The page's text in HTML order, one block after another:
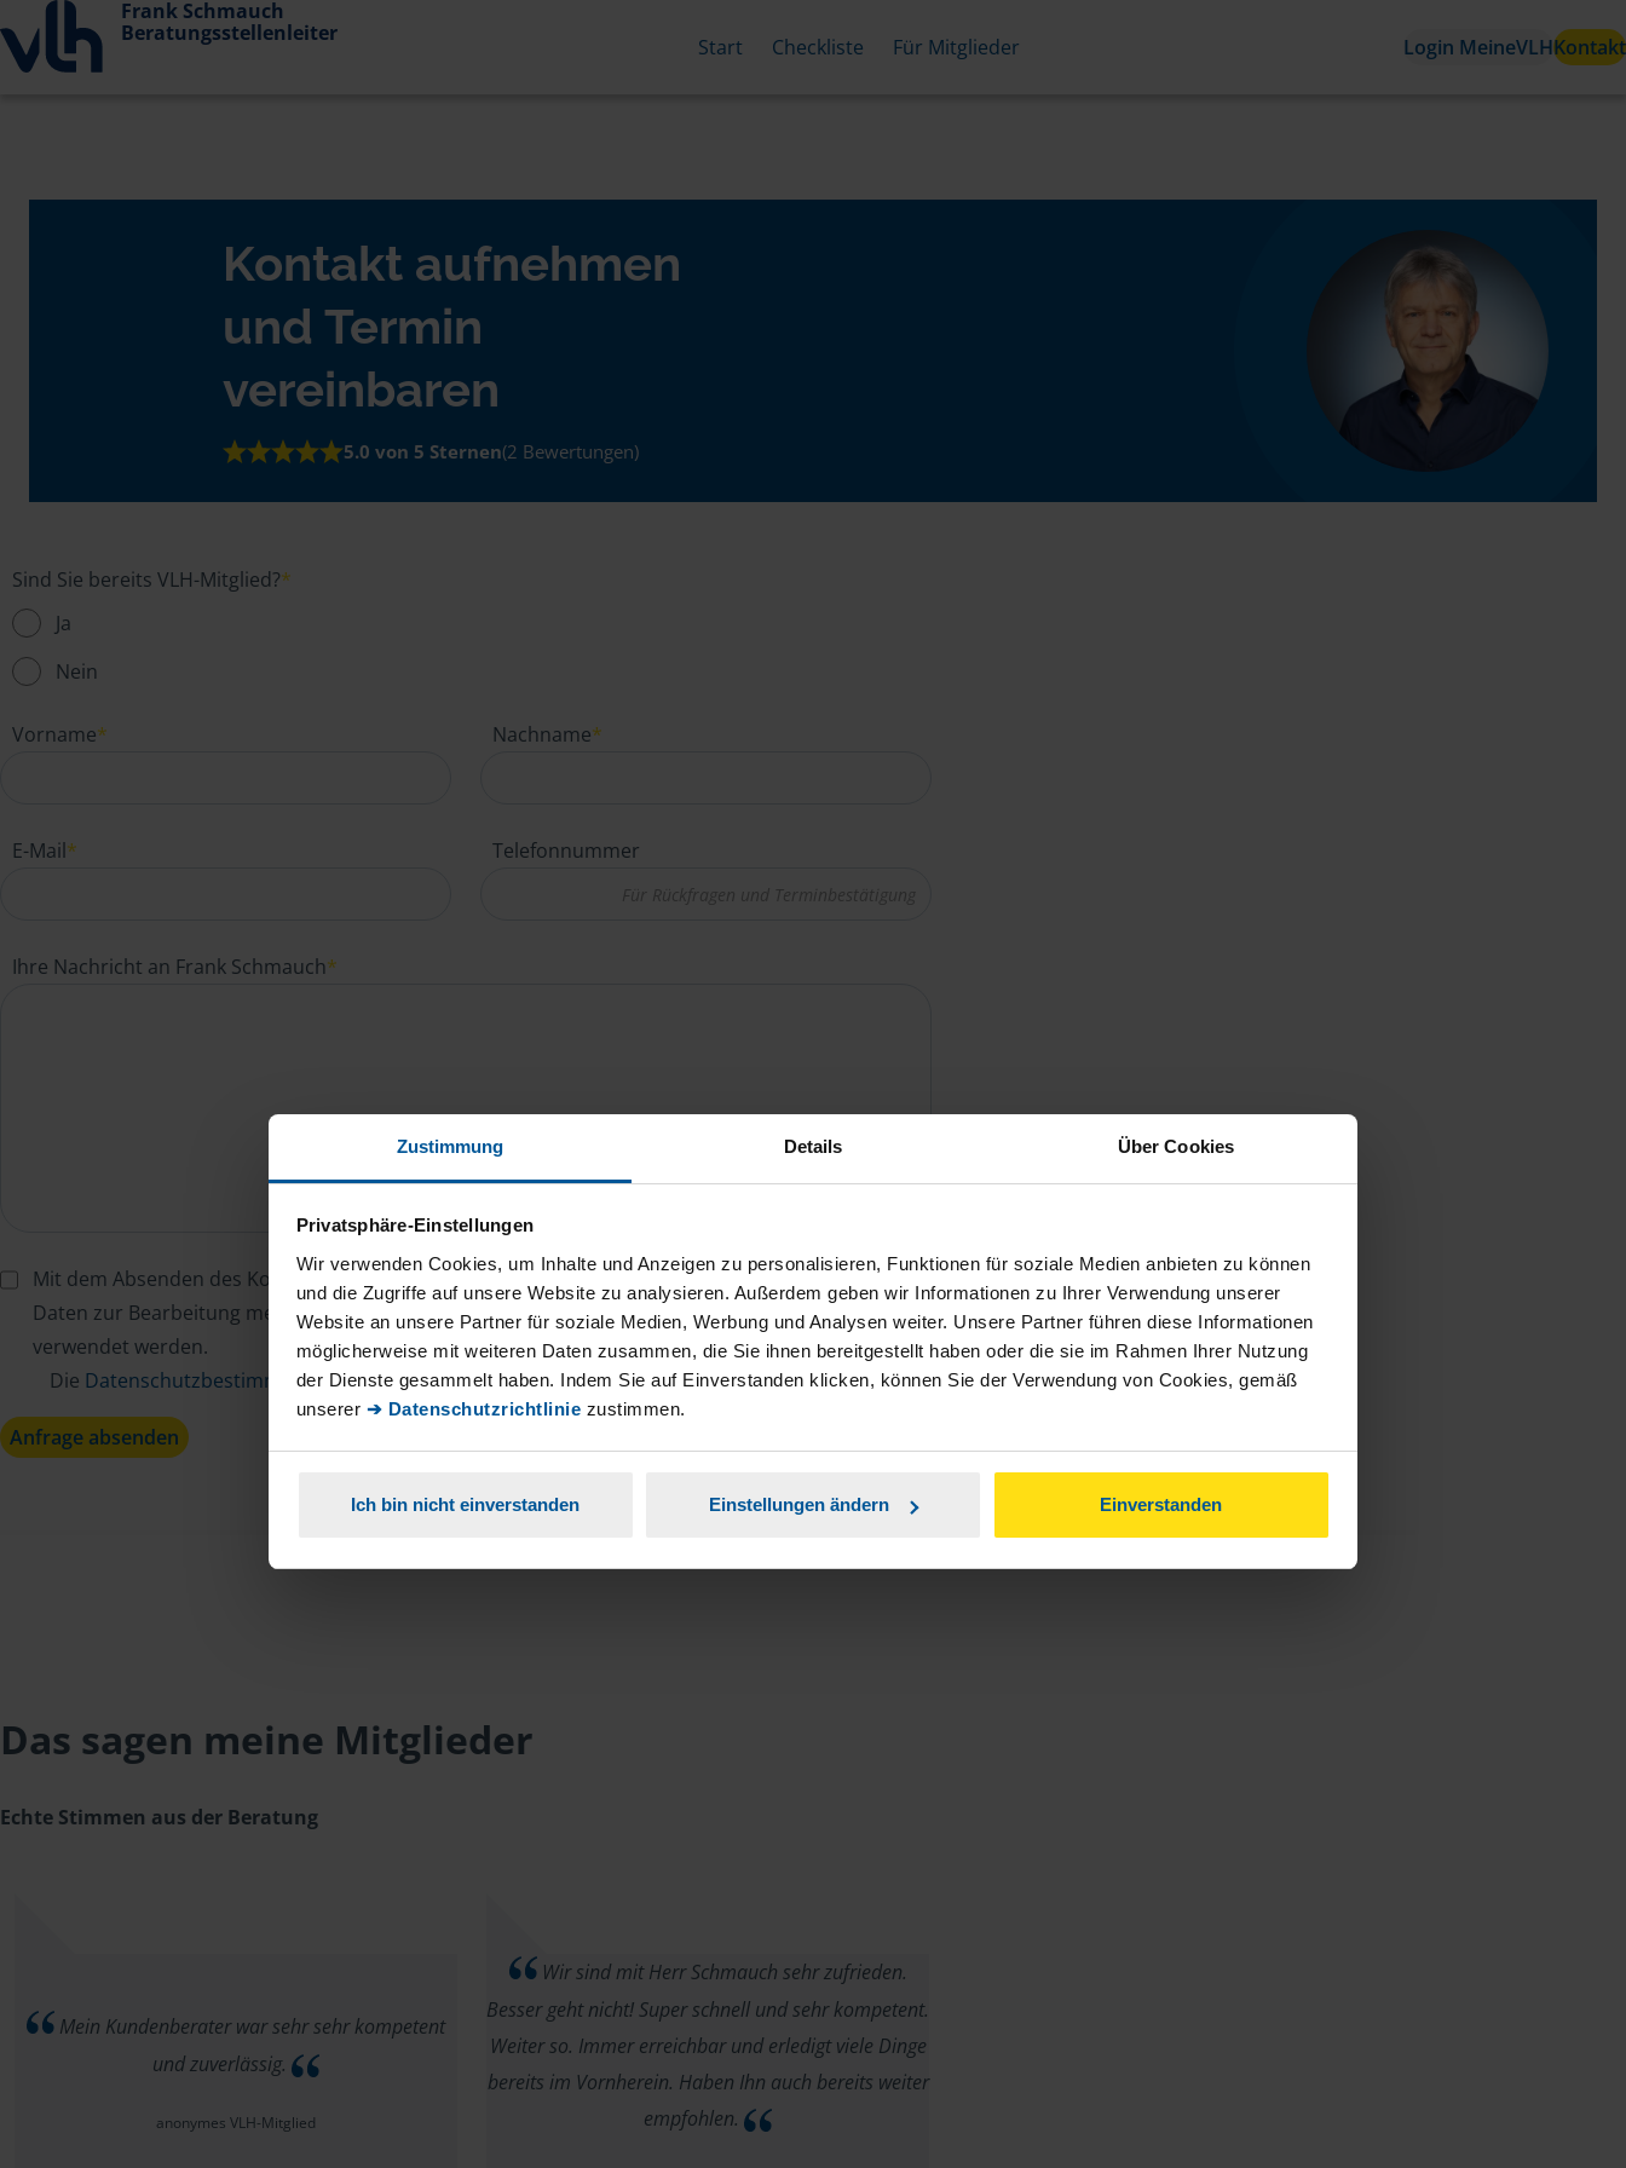
Zustimmung Details Über Cookies
Privatsphäre-Einstellungen
Wir verwenden Cookies, um Inhalte und Anzeigen zu personalisieren, Funktionen für soziale Medien anbieten zu können
und die Zugriffe auf unsere Website zu analysieren. Außerdem geben wir Informationen zu Ihrer Verwendung unserer
Website an unsere Partner für soziale Medien, Werbung und Analysen weiter. Unsere Partner führen diese Informationen
möglicherweise mit weiteren Daten zusammen, die Sie ihnen bereitgestellt haben oder die sie im Rahmen Ihrer Nutzung
der Dienste gesammelt haben. Indem Sie auf Einverstanden klicken, können Sie der Verwendung von Cookies, gemäß
unserer ➔ Datenschutzrichtlinie zustimmen.
Ich bin nicht einverstanden Einstellungen ändern Einverstanden
Frank Schmauch
Beratungsstellenleiter
Start Checkliste Für Mitglieder Login MeineVLHKontakt
Kontakt aufnehmen
und Termin
vereinbaren
5.0 von 5 Sternen(2 Bewertungen)
Sind Sie bereits VLH-Mitglied?*
Ja
Nein
Vorname* Nachname*
E-Mail* Telefonnummer
Ihre Nachricht an Frank Schmauch*
Mit dem Absenden des Kontaktformulars erkläre ich mich damit einverstanden, dass meine
Daten zur Bearbeitung meines Anliegens sowie zur internen Analyse der Zugriffsquelle
verwendet werden.
Die Datenschutzbestimmungenhabe ich zur Kenntnis genommen.*
Anfrage absenden
Das sagen meine Mitglieder
Echte Stimmen aus der Beratung
Mein Kundenberater war sehr sehr kompetent
und zuverlässig.
anonymes VLH-Mitglied
Wir sind mit Herr Schmauch sehr zufrieden.
Besser geht nicht! Super schnell und sehr kompetent.
Weiter so. Immer erreichbar und erledigt viele Dinge
bereits im Vornherein. Haben Ihn auch bereits weiter
empfohlen.